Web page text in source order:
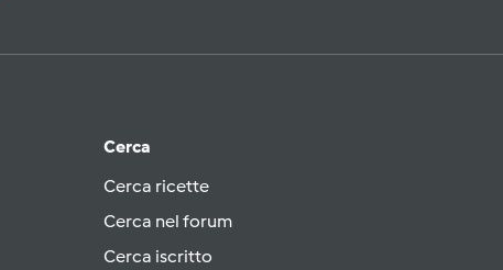
Cerca
Cerca ricette
Cerca nel forum
Cerca iscritto